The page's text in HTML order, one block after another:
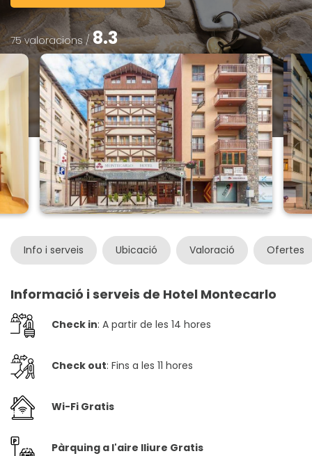
75 valoracions /8.3
Info i serveis Ubicació Valoració Ofertes
Informació i serveis de Hotel Montecarlo
Check in: A partir de les 14 hores
Check out: Fins a les 11 hores
Wi-Fi Gratis
Pàrquing a l'aire lliure Gratis